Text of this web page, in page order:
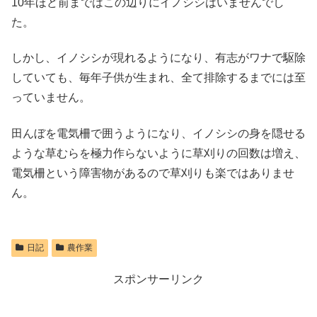
10年ほど前まではこの辺りにイノシシはいませんでし
た。
しかし、イノシシが現れるようになり、有志がワナで駆除
していても、毎年子供が生まれ、全て排除するまでには至
っていません。
田んぼを電気柵で囲うようになり、イノシシの身を隠せる
ような草むらを極力作らないように草刈りの回数は増え、
電気柵という障害物があるので草刈りも楽ではありませ
ん。
日記 農作業
スポンサーリンク